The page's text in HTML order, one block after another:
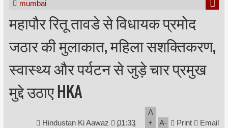
mumbai
महापौर रितू तावडे से विधायक प्रमोद
जठार की मुलाकात, महिला सशक्तिकरण,
स्वास्थ्य और पर्यटन से जुड़े चार प्रमुख
मुद्दे उठाए HKA
Hindustan Ki Aawaz 01:33
A
+
A- Print Email